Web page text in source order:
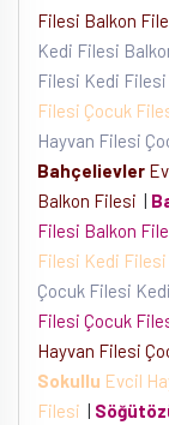
Filesi Balkon
Kedi Filesi
Filesi Kedi
Filesi Çocuk
Hayvan Filesi
Bahçelievler
Balkon Filesi |
Filesi Balkon
Filesi Kedi
Çocuk Filesi
Filesi Çocuk
Hayvan Filesi
Sokullu Evcil
Filesi |